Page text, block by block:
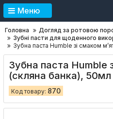
Меню
Головна Догляд за ротовою
Зубні пасти для щоденного
Зубна паста Humble зі смаком
Зубна паста Humble
(скляна банка), 50мл
Код товару: 870